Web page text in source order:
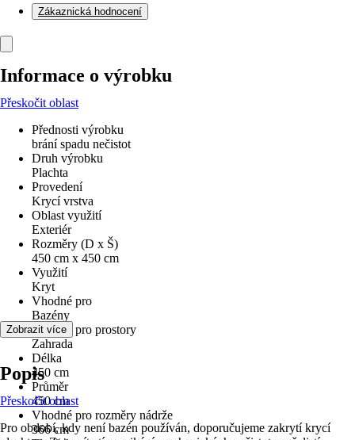
Zákaznická hodnocení
Informace o výrobku
Přeskočit oblast
Přednosti výrobku
brání spadu nečistot
Druh výrobku
Plachta
Provedení
Krycí vrstva
Oblast využití
Exteriér
Rozměry (D x Š)
450 cm x 450 cm
Využití
Kryt
Vhodné pro
Bazény
Vhodné pro prostory
Zahrada
Délka
450 cm
Průměr
450 cm
Vhodné pro rozměry nádrže
366 cm
Zobrazit více
Popis
Přeskočit oblast
Pro období, kdy není bazén používán, doporučujeme zakrytí krycí